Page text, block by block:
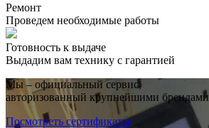
Ремонт
Проведем необходимые работы
Готовность к выдаче
Выдадим вам технику с гарантией
Мы – официальный сервис,
авторизованный крупнейшими брендами
Посмотреть сертификаты